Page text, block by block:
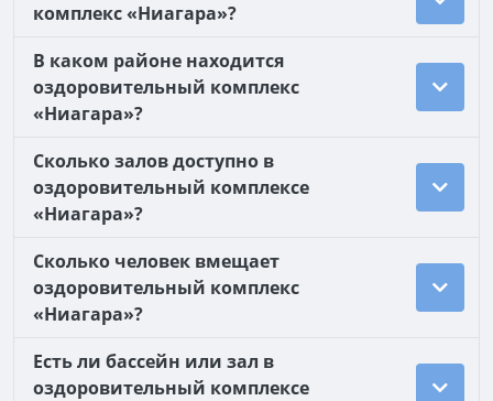
комплекс «Ниагара»?
В каком районе находится
оздоровительный комплекс
«Ниагара»?
Сколько залов доступно в
оздоровительный комплексе
«Ниагара»?
Сколько человек вмещает
оздоровительный комплекс
«Ниагара»?
Есть ли бассейн или зал в
оздоровительный комплексе